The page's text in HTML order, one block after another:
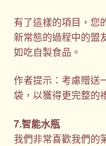
有了這樣的項目，您
新常態的過程中的盟
如吃自製食品。
作者提示：考慮贈送
袋，以獲得更完整的
7.智能水瓶
我們非常喜歡我們的